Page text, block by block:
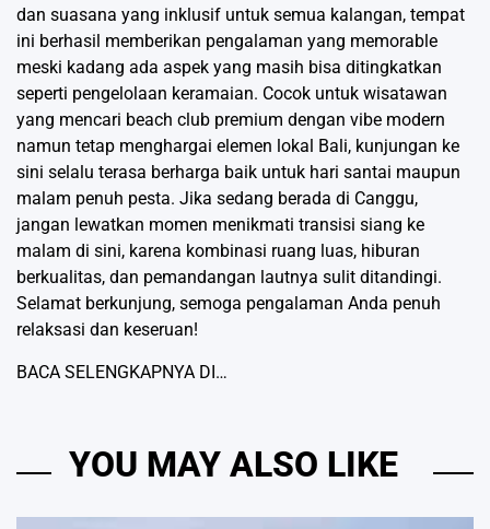
dan suasana yang inklusif untuk semua kalangan, tempat
ini berhasil memberikan pengalaman yang memorable
meski kadang ada aspek yang masih bisa ditingkatkan
seperti pengelolaan keramaian. Cocok untuk wisatawan
yang mencari beach club premium dengan vibe modern
namun tetap menghargai elemen lokal Bali, kunjungan ke
sini selalu terasa berharga baik untuk hari santai maupun
malam penuh pesta. Jika sedang berada di Canggu,
jangan lewatkan momen menikmati transisi siang ke
malam di sini, karena kombinasi ruang luas, hiburan
berkualitas, dan pemandangan lautnya sulit ditandingi.
Selamat berkunjung, semoga pengalaman Anda penuh
relaksasi dan keseruan!
BACA SELENGKAPNYA DI…
YOU MAY ALSO LIKE